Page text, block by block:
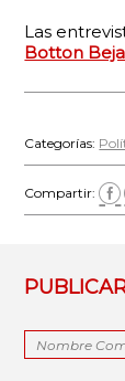
Las
Botton Beja
Categorías:
Compartir: